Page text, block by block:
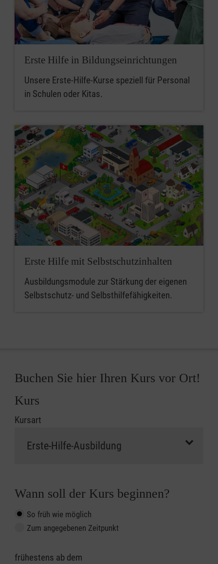
Erste Hilfe in Bildungseinrichtungen
Unsere Erste-Hilfe-Kurse speziell für Personal
in Schulen oder Kitas.
Erste Hilfe mit Selbstschutzinhalten
Ausbildungsmodule zur Stärkung der eigenen
Selbstschutz- und Selbsthilfefähigkeiten.
Buchen Sie hier Ihren Kurs vor Ort!
Kurs
Kursart
Wann soll der Kurs beginnen?
So früh wie möglich
Zum angegebenen Zeitpunkt
frühestens ab dem